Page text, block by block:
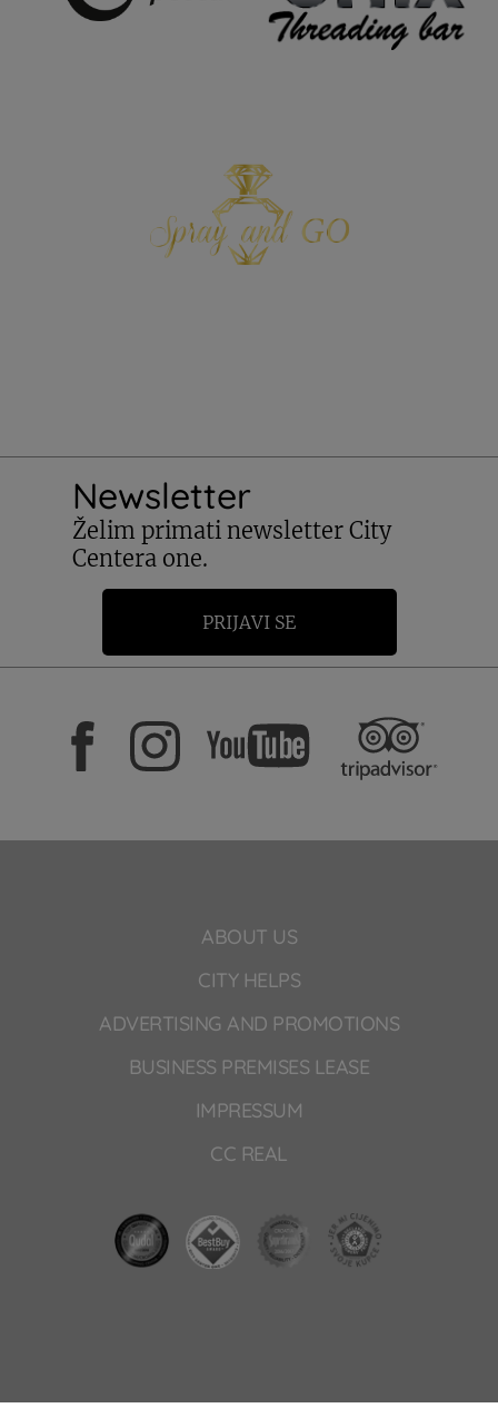
Newsletter
Želim primati newsletter City
Centera one.
PRIJAVI SE
ABOUT US
CITY HELPS
ADVERTISING AND PROMOTIONS
BUSINESS PREMISES LEASE
IMPRESSUM
CC REAL